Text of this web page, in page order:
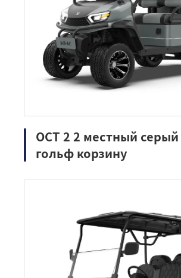
ОСТ 2 2 местный
гольф корзину